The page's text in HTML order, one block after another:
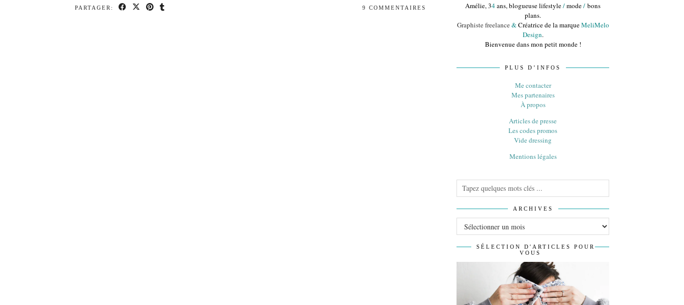
PARTAGER: 9 COMMENTAIRES Amélie, 34ans, blogueuse lifestyle/mode/ bons
plans.
Graphiste freelance&Créatrice de la marqueMeliMelo
Design.
Bienvenue dans mon petit monde !
PLUS D’INFOS
Me contacter
Mes partenaires
À propos
Articles de presse
Les codes promos
Vide dressing
Mentions légales
ARCHIVES
SÉLECTION D'ARTICLES POUR
VOUS